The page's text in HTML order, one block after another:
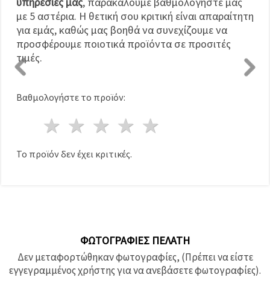
με 5 αστέρια. Η θετική σου κριτική είναι απαραίτητη
για εμάς, καθώς μας βοηθά να συνεχίζουμε να
προσφέρουμε ποιοτικά προϊόντα σε προσιτές
τιμές.
Βαθμολογήστε το προϊόν:
4 Αστέρια
3 Αστέρια
2 Αστέρια
1 Αστέρι
Το προϊόν δεν έχει κριτικές.
ΦΩΤΟΓΡΑΦΊΕΣ ΠΕΛΆΤΗ
Δεν μεταφορτώθηκαν φωτογραφίες, (Πρέπει να είστε
εγγεγραμμένος χρήστης για να ανεβάσετε φωτογραφίες).